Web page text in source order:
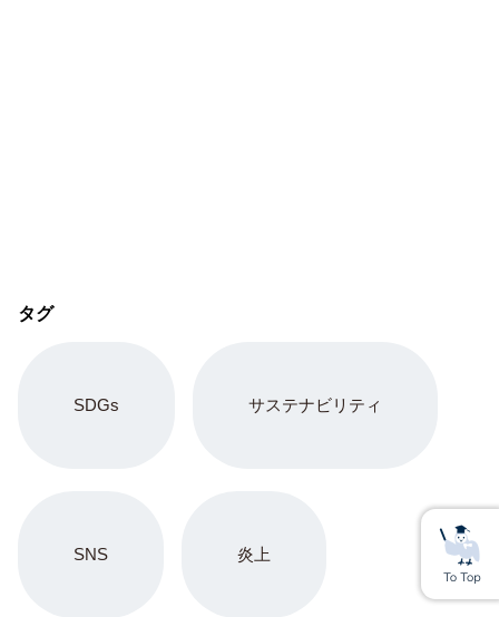
タグ
SDGs サステナビリティ
SNS 炎上